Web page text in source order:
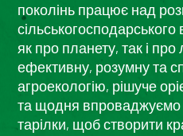
поколінь працює над
як про планету, так і
ефективну, розумну та
агроекологію, рішуче
та щодня впроваджуємо
тарілки, щоб створити